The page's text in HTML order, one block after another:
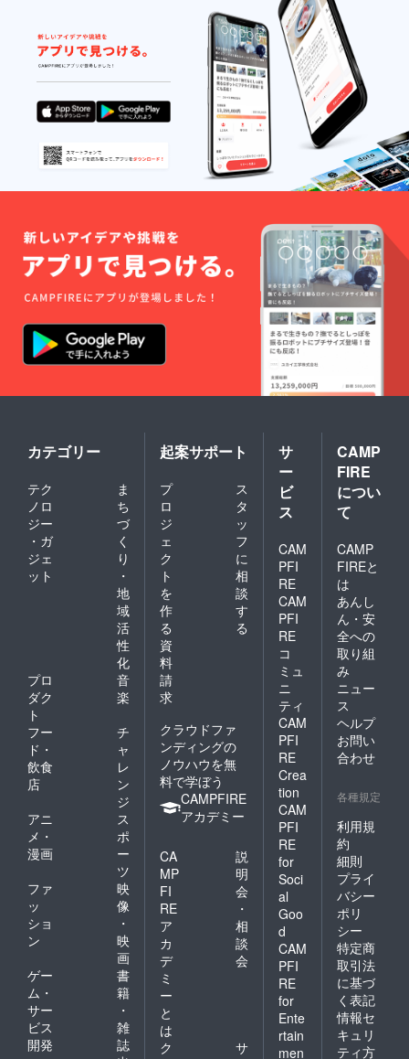
カテゴリー
テク
ノロ
ジー
・ガ
ジェ
ット
ま
ち
づ
く
り
・
地
域
活
性
化
プロ
ダク
ト
音
楽
フー
ド・
飲食
店
チ
ャ
レ
ン
ジ
アニ
メ・
漫画
ス
ポ
ー
ツ
ファ
ッ
ショ
ン
映
像
・
映
画
ゲー
ム・
サー
ビス
開発
書
籍
・
雑
誌
起案サポート
プ
ロ
ジ
ェ
ク
ト
を
作
る
ス
タ
ッ
フ
に
相
談
す
る
資
料
請
求
クラウドファ
ンディングの
ノウハウを無
料で学ぼう
CAMPFIRE
アカデミー
CA
MP
FI
RE
ア
カ
デ
ミ
ー
と
は
説
明
会
・
相
談
会
ク
サ
サ
ー
ビ
ス
CAM
PFI
RE
CAM
PFI
RE
コ
ミュ
ニ
ティ
CAM
PFI
RE
Crea
tion
CAM
PFI
RE
for
Soci
al
Goo
d
CAM
PFI
RE
for
Ente
rtain
men
CAMP
FIRE
につい
て
CAMP
FIREと
は
あんし
ん・安
全への
取り組
み
ニュー
ス
ヘルプ
お問い
合わせ
各種規定
利用規
約
細則
プライ
バシー
ポリ
シー
特定商
取引法
に基づ
く表記
情報セ
キュリ
ティ方